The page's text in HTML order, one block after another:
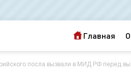
Главная
посла вызвали в МИД РФ перед